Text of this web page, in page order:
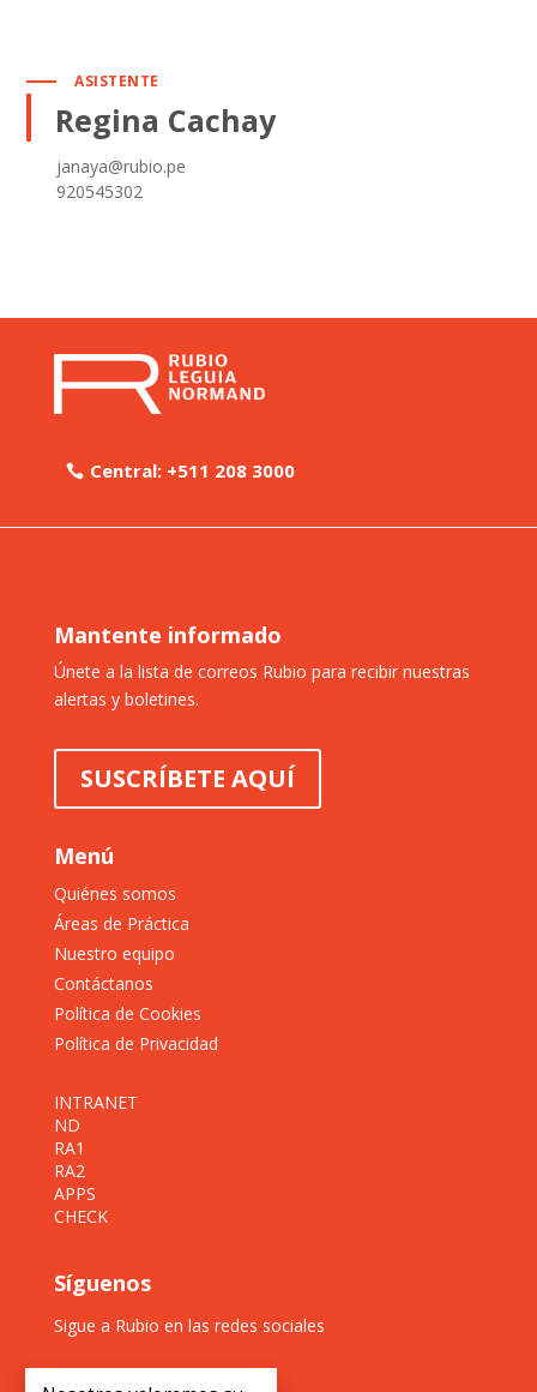
ASISTENTE
Regina Cachay
janaya@rubio.pe
920545302
Central: +511 208 3000
Mantente informado
Únete a la lista de correos Rubio para recibir nuestras
alertas y boletines.
SUSCRÍBETE AQUÍ
Menú
Quiénes somos
Áreas de Práctica
Nuestro equipo
Contáctanos
Política de Cookies
Política de Privacidad
INTRANET
ND
RA1
RA2
APPS
CHECK
Síguenos
Sigue a Rubio en las redes sociales